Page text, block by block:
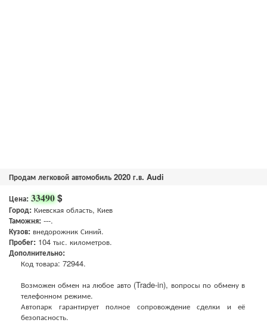
Продам легковой автомобиль 2020 г.в. Audi
Цена: 33490$
Город: Киевская область, Киев
Таможня: ---.
Кузов: внедорожник Синий.
Пробег: 104 тыс. километров.
Дополнительно:
Код товара: 72944.
Возможен обмен на любое авто (Trade-in), вопросы по обмену в
телефонном режиме.
Автопарк гарантирует полное сопровождение сделки и её
безопасность.